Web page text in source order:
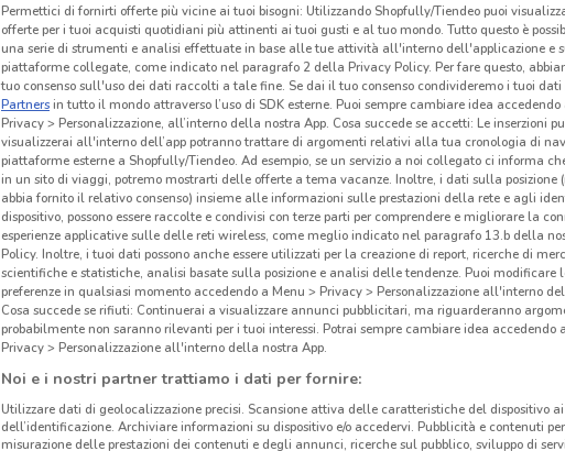
507 m
e
Permettici di fornirti offerte più vicine ai tuoi bisogni: Utilizzando Shopfully/Tiendeo puoi
offerte per i tuoi acquisti quotidiani più attinenti ai tuoi gusti e al tuo mondo. Tutto questo è
una serie di strumenti e analisi effettuate in base alle tue attività all'interno dell'applicazione e
piattaforme collegate, come indicato nel paragrafo 2 della Privacy Policy. Per fare questo,
tuo consenso sull'uso dei dati raccolti a tale fine. Se dai il tuo consenso condivideremo i tuoi dati
Partnersin tutto il mondo attraverso l’uso di SDK esterne. Puoi sempre cambiare idea accedendo
Privacy > Personalizzazione, all’interno della nostra App. Cosa succede se accetti: Le inserzioni
visualizzerai all'interno dell’app potranno trattare di argomenti relativi alla tua cronologia di
piattaforme esterne a Shopfully/Tiendeo. Ad esempio, se un servizio a noi collegato ci informa
in un sito di viaggi, potremo mostrarti delle offerte a tema vacanze. Inoltre, i dati sulla posizione
abbia fornito il relativo consenso) insieme alle informazioni sulle prestazioni della rete e agli
dispositivo, possono essere raccolte e condivisi con terze parti per comprendere e migliorare la
esperienze applicative sulle delle reti wireless, come meglio indicato nel paragrafo 13.b della
Policy. Inoltre, i tuoi dati possono anche essere utilizzati per la creazione di report, ricerche di
scientifiche e statistiche, analisi basate sulla posizione e analisi delle tendenze. Puoi modificare
preferenze in qualsiasi momento accedendo a Menu > Privacy > Personalizzazione all'interno
Cosa succede se rifiuti: Continuerai a visualizzare annunci pubblicitari, ma riguarderanno
probabilmente non saranno rilevanti per i tuoi interessi. Potrai sempre cambiare idea accedendo
Privacy > Personalizzazione all'interno della nostra App.
Noi e i nostri partner trattiamo i dati per fornire:
Utilizzare dati di geolocalizzazione precisi. Scansione attiva delle caratteristiche del dispositivo
dell’identificazione. Archiviare informazioni su dispositivo e/o accedervi. Pubblicità e contenuti
misurazione delle prestazioni dei contenuti e degli annunci, ricerche sul pubblico, sviluppo di